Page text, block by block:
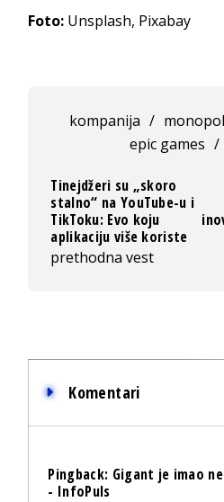
Foto: Unsplash, Pixabay
kompanija / monopol
epic games /
Tinejdžeri su „skoro
stalno“ na YouTube-u i
TikToku: Evo koju
aplikaciju više koriste
prethodna vest
Komentari
Pingback: Gigant je imao
- InfoPuls